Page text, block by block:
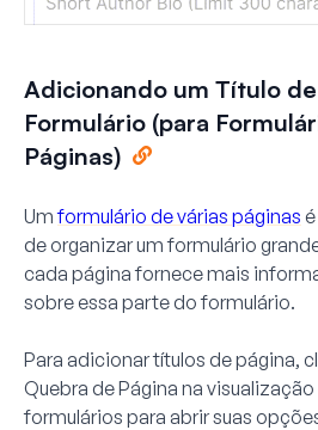
Adicionando um Título
Formulário (para
Páginas)
Umformulário de várias páginas
de organizar um formulário
cada página fornece mais
sobre essa parte do formulário.
Para adicionar títulos de página,
Quebra de Página na
formulários para abrir suas